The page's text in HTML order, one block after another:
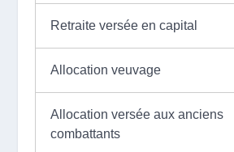
Retraite versée en capital
Allocation veuvage
Allocation versée aux anciens
combattants